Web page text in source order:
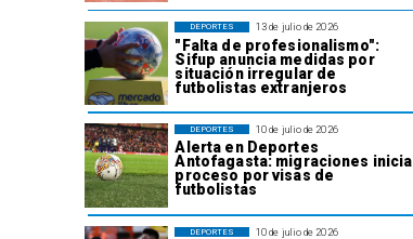
13 de julio de 2026
"Falta de profesionalismo":
Sifup anuncia medidas por
situación irregular de
futbolistas extranjeros
DEPORTES
10 de julio de 2026
Alerta en Deportes
Antofagasta: migraciones inicia
proceso por visas de
futbolistas
DEPORTES
10 de julio de 2026
DEPORTES